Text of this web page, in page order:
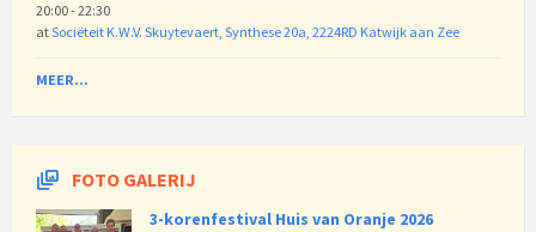
20:00 - 22:30
atSociëteit K.W.V. Skuytevaert, Synthese 20a, 2224RD Katwijk aan Zee
MEER...
FOTO GALERIJ
3-korenfestival Huis van Oranje 2026